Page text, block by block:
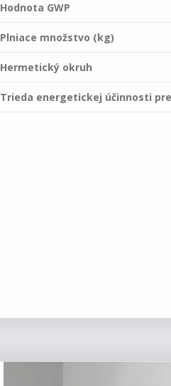
Hodnota GWP
Plniace množstvo (kg)
Hermetický okruh
Trieda energetickej účinnosti